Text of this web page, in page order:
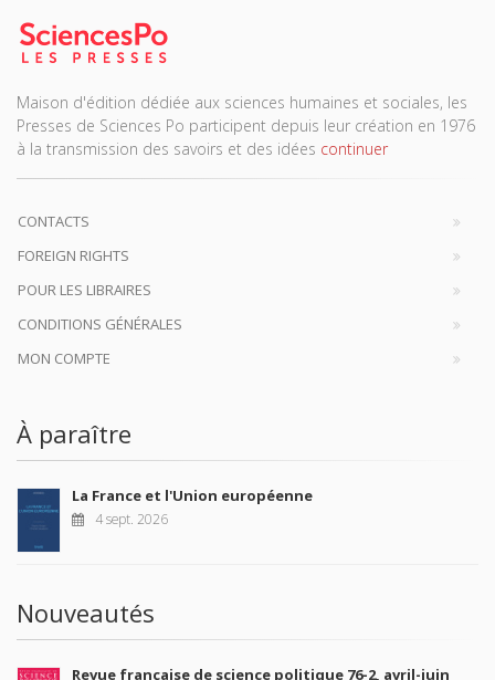
Maison d'édition dédiée aux sciences humaines et sociales, les
Presses de Sciences Po participent depuis leur création en 1976
à la transmission des savoirs et des idées continuer
CONTACTS
FOREIGN RIGHTS
POUR LES LIBRAIRES
CONDITIONS GÉNÉRALES
MON COMPTE
À paraître
La France et l'Union européenne
4 sept. 2026
Nouveautés
Revue française de science politique 76-2, avril-juin